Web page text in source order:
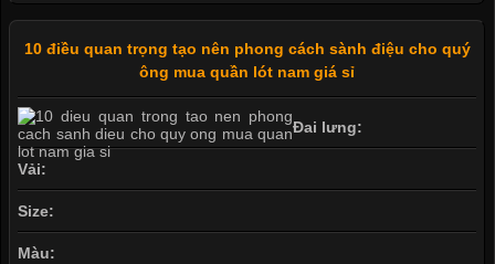
10 điều quan trọng tạo nên phong cách sành điệu cho quý
ông mua quần lót nam giá sỉ
Đai lưng:
Vải:
Size:
Màu: